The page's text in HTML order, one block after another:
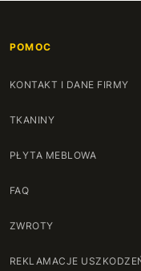
POMOC
KONTAKT I DANE FIRMY
TKANINY
PŁYTA MEBLOWA
FAQ
ZWROTY
REKLAMACJE